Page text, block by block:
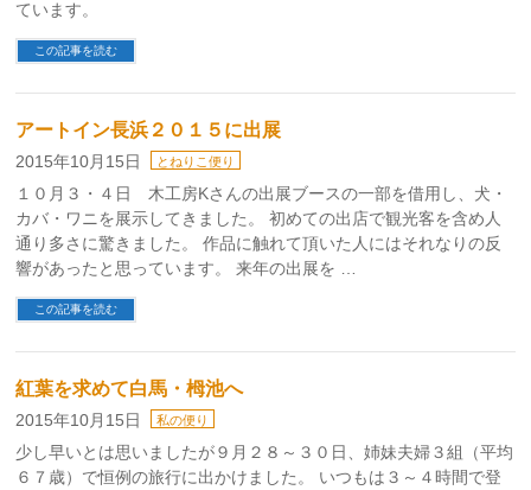
ています。
この記事を読む
アートイン長浜２０１５に出展
2015年10月15日 とねりこ便り
１０月３・４日 木工房Kさんの出展ブースの一部を借用し、犬・
カバ・ワニを展示してきました。 初めての出店で観光客を含め人
通り多さに驚きました。 作品に触れて頂いた人にはそれなりの反
響があったと思っています。 来年の出展を …
この記事を読む
紅葉を求めて白馬・栂池へ
2015年10月15日 私の便り
少し早いとは思いましたが９月２８～３０日、姉妹夫婦３組（平均
６７歳）で恒例の旅行に出かけました。 いつもは３～４時間で登